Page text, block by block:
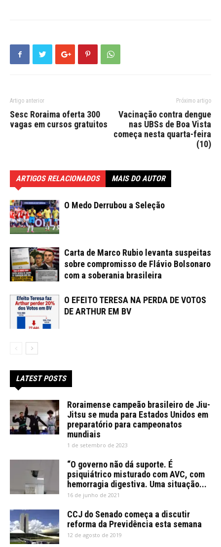
Artigo anterior
Sesc Roraima oferta 300
vagas em cursos gratuitos
Próximo artigo
Vacinação contra dengue
nas UBSs de Boa Vista
começa nesta quarta-feira
(10)
ARTIGOS RELACIONADOS MAIS DO AUTOR
O Medo Derrubou a Seleção
Carta de Marco Rubio levanta suspeitas
sobre compromisso de Flávio Bolsonaro
com a soberania brasileira
O EFEITO TERESA NA PERDA DE VOTOS
DE ARTHUR EM BV
LATEST POSTS
Roraimense campeão brasileiro de Jiu-
Jitsu se muda para Estados Unidos em
preparatório para campeonatos
mundiais
1 de setembro de 2023
“O governo não dá suporte. É
psiquiátrico misturado com AVC, com
hemorragia digestiva. Uma situação...
16 de junho de 2021
CCJ do Senado começa a discutir
reforma da Previdência esta semana
12 de agosto de 2019